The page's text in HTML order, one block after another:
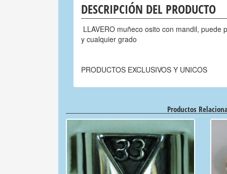
DESCRIPCIÓN DEL PRODUCTO
LLAVERO muñeco osito con mandil, puede
y cualquier grado
PRODUCTOS EXCLUSIVOS Y UNICOS
Productos